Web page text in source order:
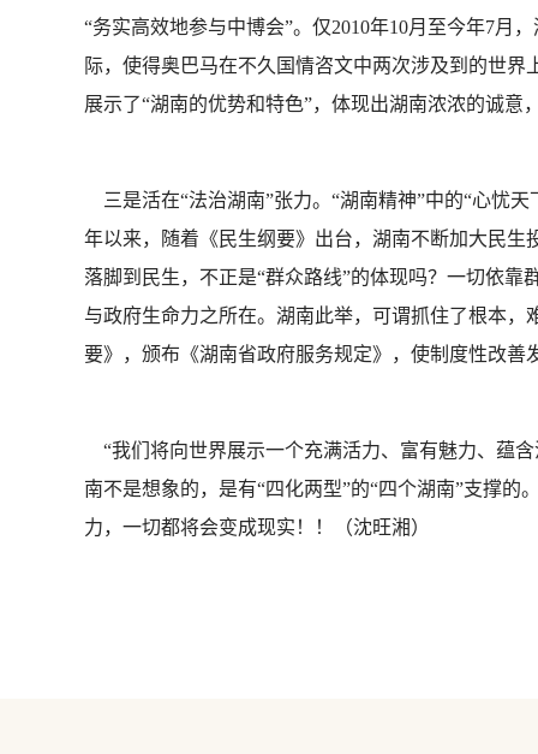
“务实高效地参与中博会”。仅2010年10月至今年7月
际，使得奥巴马在不久国情咨文中两次涉及到的世
展示了“湖南的优势和特色”，体现出湖南浓浓的诚意
三是活在“法治湖南”张力。“湖南精神”中的“心忧
年以来，随着《民生纲要》出台，湖南不断加大民生
落脚到民生，不正是“群众路线”的体现吗？一切依
与政府生命力之所在。湖南此举，可谓抓住了根本
要》，颁布《湖南省政府服务规定》，使制度性改善
“我们将向世界展示一个充满活力、富有魅力、蕴
南不是想象的，是有“四化两型”的“四个湖南”支撑
力，一切都将会变成现实！！（沈旺湘）